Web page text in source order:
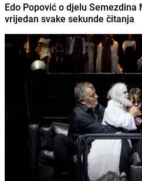
Edo Popović o djelu
vrijedan svake sekunde čitanja